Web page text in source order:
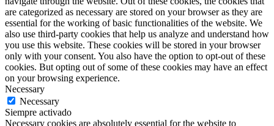
are categorized as necessary are stored on your browser as they are
essential for the working of basic functionalities of the website. We
also use third-party cookies that help us analyze and understand how
you use this website. These cookies will be stored in your browser
only with your consent. You also have the option to opt-out of these
cookies. But opting out of some of these cookies may have an effect
on your browsing experience.
Necessary
Necessary
Siempre activado
Necessary cookies are absolutely essential for the website to